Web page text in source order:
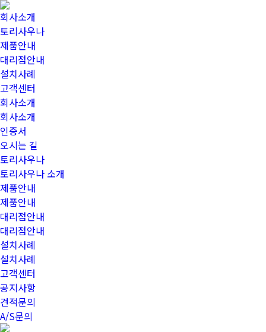
회사소개
토리사우나
제품안내
대리점안내
설치사례
고객센터
회사소개
회사소개
인증서
오시는 길
토리사우나
토리사우나 소개
제품안내
제품안내
대리점안내
대리점안내
설치사례
설치사례
고객센터
공지사항
견적문의
A/S문의